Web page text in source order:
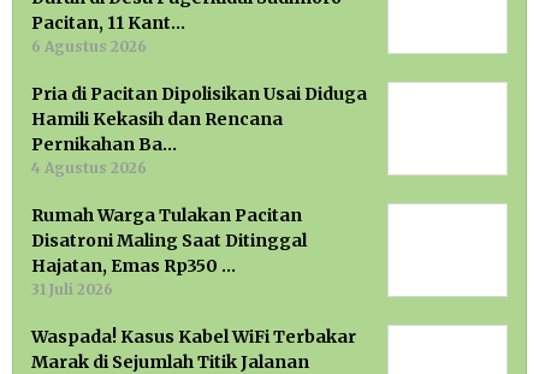
Pacitan, 11 Kant…
6 Agustus 2026
Pria di Pacitan Dipolisikan Usai Diduga
Hamili Kekasih dan Rencana
Pernikahan Ba…
4 Agustus 2026
Rumah Warga Tulakan Pacitan
Disatroni Maling Saat Ditinggal
Hajatan, Emas Rp350 …
31 Juli 2026
Waspada! Kasus Kabel WiFi Terbakar
Marak di Sejumlah Titik Jalanan